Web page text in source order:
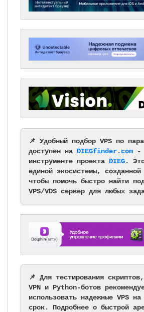
📌 Удобный подбор VPS по
доступен на DIEGfinder.com -
инструменте проекта DIEG.
единой экосистемы,
чтобы помочь быстро найти
VPS/VDS сервер для любых
📌 Для тестирования
VPN и Python-ботов
использовать надежные VPS на
срок. Подробнее о быстрой